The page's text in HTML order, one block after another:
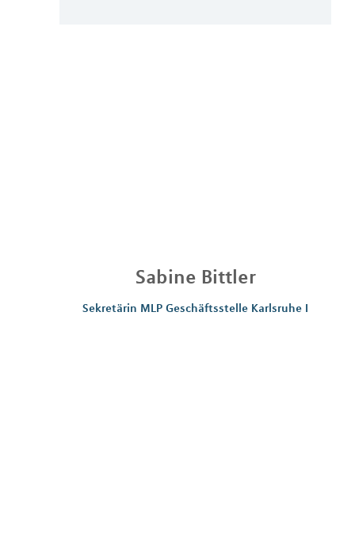
Sabine Bittler
Sekretärin MLP Geschäftsstelle Karlsruhe I